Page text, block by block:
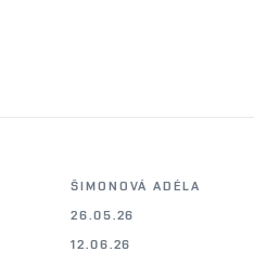
ŠIMONOVÁ ADÉLA
26.05.26
12.06.26